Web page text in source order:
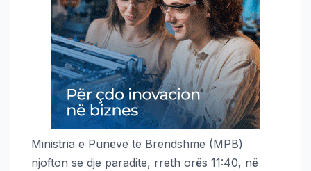
Ministria e Punëve të Brendshme (MPB)
njofton se dje paradite, rreth orës 11:40, në